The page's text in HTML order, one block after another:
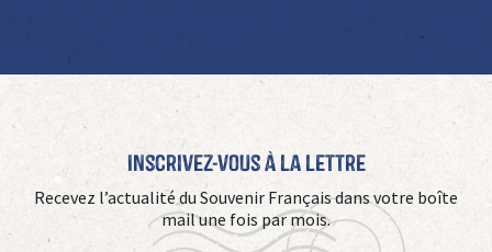
Inscrivez-vous à La Lettre
Recevez l’actualité du Souvenir Français dans votre boîte
mail une fois par mois.